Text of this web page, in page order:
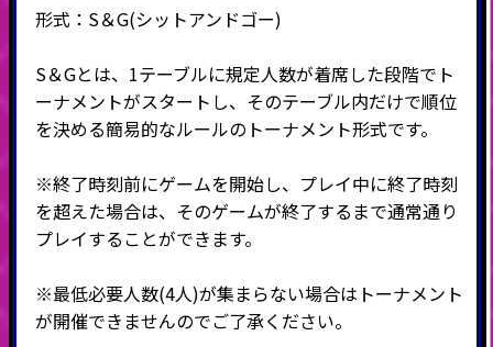
形式： S＆G(シットアンドゴー)
S＆Gとは、1テーブルに規定人数が着席した段階でト
ーナメントがスタートし、そのテーブル内だけで順位
を決める簡易的なルールのトーナメント形式です。
※終了時刻前にゲームを開始し、プレイ中に終了時刻
を超えた場合は、そのゲームが終了するまで通常通り
プレイすることができます。
※最低必要人数(4人)が集まらない場合はトーナメント
が開催できませんのでご了承ください。